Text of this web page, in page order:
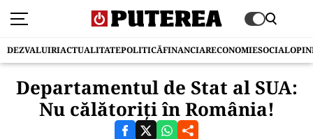
DEZVALUIRIACTUALITATEPOLITICĂFINANCIARECONOMIESOCIAL
Departamentul de Stat al SUA:
Nu călătoriți în România!